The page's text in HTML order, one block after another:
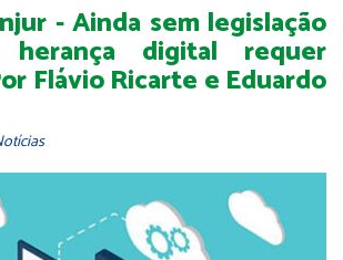
- Ainda sem legislação
herança digital requer
Flávio Ricarte e Eduardo